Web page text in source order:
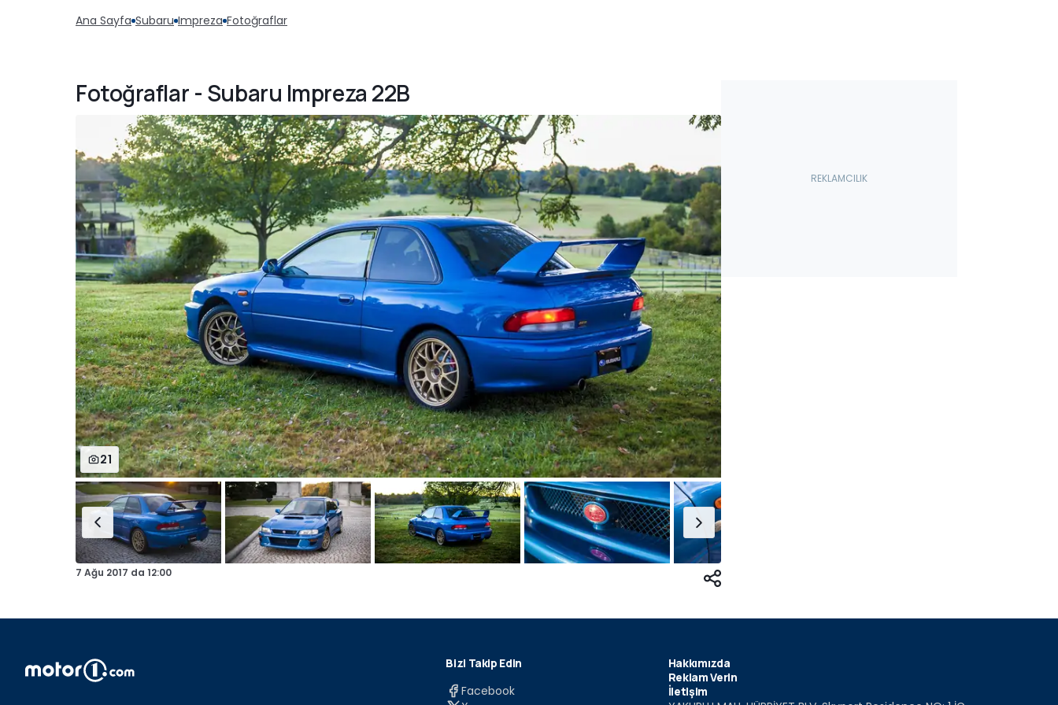
Ana Sayfa Subaru Impreza Fotoğraflar
Fotoğraflar - Subaru Impreza 22B
21
7 Ağu 2017 da 12:00
Bizi Takip Edin
Facebook
Hakkımızda
Reklam Verin
İletişim